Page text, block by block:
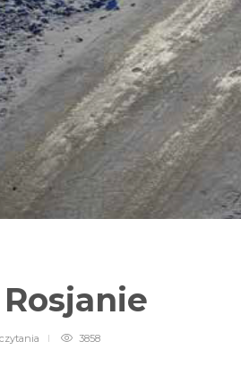
czytania 3858